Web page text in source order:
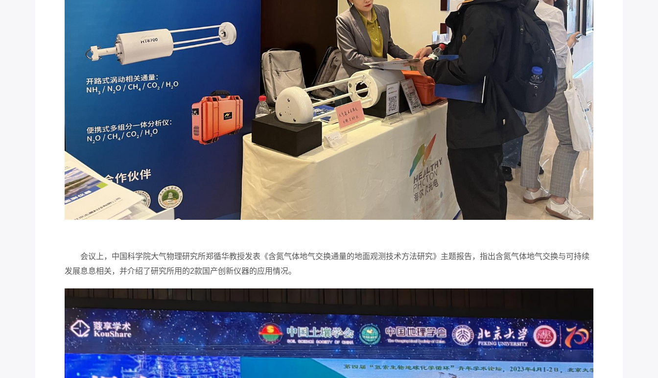
会议上，中国科学院大气物理研究所郑循华教授发表《含氮气体地气交换通量的地面观测技术方法研究》主题报告，指出含氮气体地气交换与可持续
发展息息相关，并介绍了研究所用的2款国产创新仪器的应用情况。